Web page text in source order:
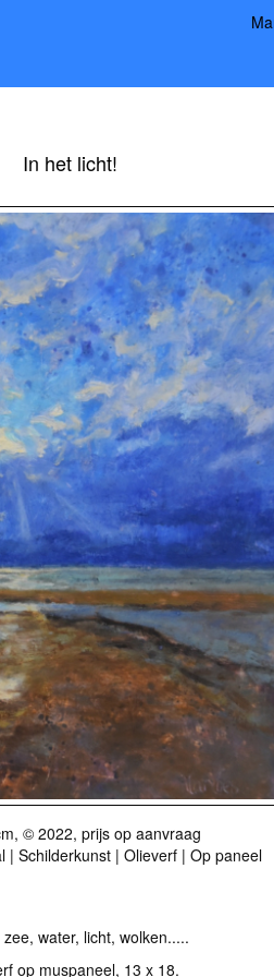
In het licht!
© 2022, prijs op aanvraag
| Schilderkunst | Olieverf | Op paneel
water, licht, wolken.....
op muspaneel, 13 x 18.